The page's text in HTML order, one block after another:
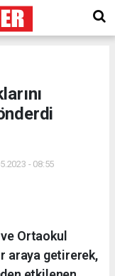
- 08:55
Ortaokul
araya getirerek,